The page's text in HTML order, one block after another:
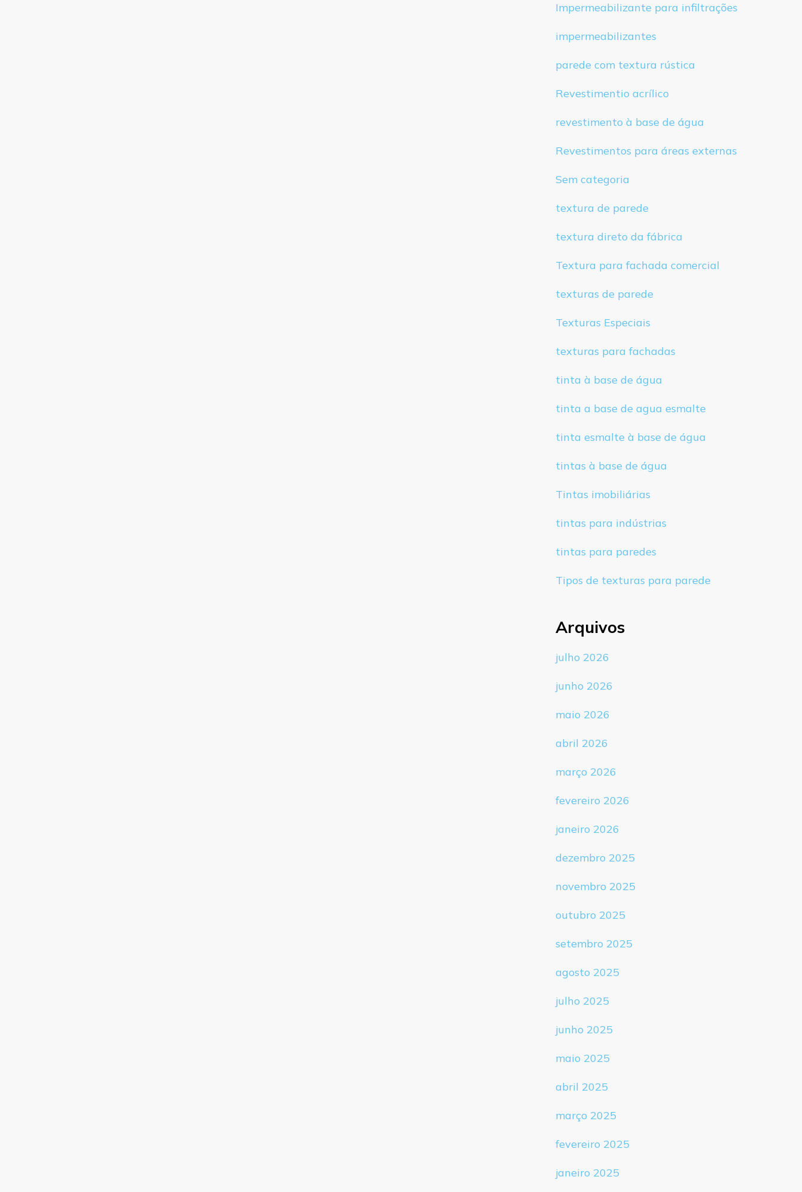
Impermeabilizante para infiltrações
impermeabilizantes
parede com textura rústica
Revestimentio acrílico
revestimento à base de água
Revestimentos para áreas externas
Sem categoria
textura de parede
textura direto da fábrica
Textura para fachada comercial
texturas de parede
Texturas Especiais
texturas para fachadas
tinta à base de água
tinta a base de agua esmalte
tinta esmalte à base de água
tintas à base de água
Tintas imobiliárias
tintas para indústrias
tintas para paredes
Tipos de texturas para parede
Arquivos
julho 2026
junho 2026
maio 2026
abril 2026
março 2026
fevereiro 2026
janeiro 2026
dezembro 2025
novembro 2025
outubro 2025
setembro 2025
agosto 2025
julho 2025
junho 2025
maio 2025
abril 2025
março 2025
fevereiro 2025
janeiro 2025